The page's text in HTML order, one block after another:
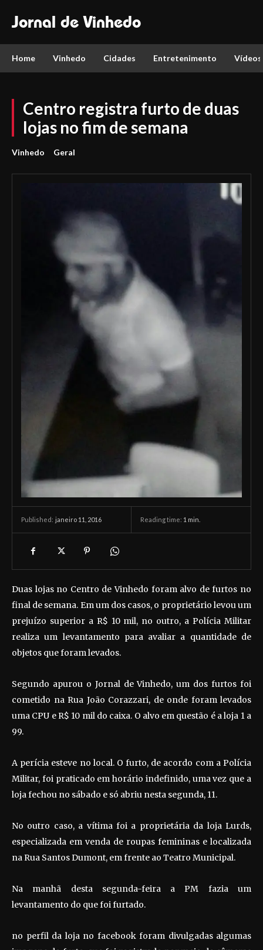
Jornal de Vinhedo
Home Vinhedo Cidades Entretenimento Vídeos
Centro registra furto de duas
lojas no fim de semana
Vinhedo Geral
Published: janeiro 11, 2016 Reading time: 1 min.
Duas lojas no Centro de Vinhedo foram alvo de furtos no
final de semana. Em um dos casos, o proprietário levou um
prejuízo superior a R$ 10 mil, no outro, a Polícia Militar
realiza um levantamento para avaliar a quantidade de
objetos que foram levados.
Segundo apurou o Jornal de Vinhedo, um dos furtos foi
cometido na Rua João Corazzari, de onde foram levados
uma CPU e R$ 10 mil do caixa. O alvo em questão é a loja 1 a
99.
A perícia esteve no local. O furto, de acordo com a Polícia
Militar, foi praticado em horário indefinido, uma vez que a
loja fechou no sábado e só abriu nesta segunda, 11.
No outro caso, a vítima foi a proprietária da loja Lurds,
especializada em venda de roupas femininas e localizada
na Rua Santos Dumont, em frente ao Teatro Municipal.
Na manhã desta segunda-feira a PM fazia um
levantamento do que foi furtado.
no perfil da loja no facebook foram divulgadas algumas